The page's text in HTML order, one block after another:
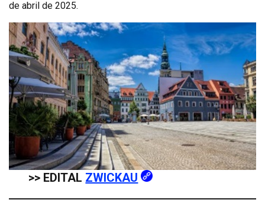
de abril de 2025.
>> EDITAL ZWICKAU